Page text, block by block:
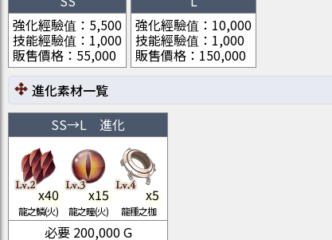
強化經驗值 ： 5,500
技能經驗值 ： 1,000
販售價格 ： 55,000
強化經驗值 ： 10,000
技能經驗值 ： 1,000
販售價格 ： 150,000
進化素材一覧
SS→L 進化
x40
龍之鱗(火)
x15
龍之瞳(火)
x5
龍種之枷
必要 200,000G